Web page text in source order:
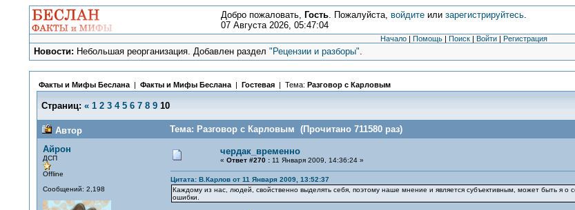
Добро пожаловать, Гость. Пожалуйста, войдитеили зарегистрируйтесь.
07 Августа 2026, 05:47:04
Начало | Помощь | Поиск | Войти | Регистрация
Новости: Небольшая реорганизация. Добавлен раздел"Рецензии и разборы".
Факты и Мифы Беслана| Факты и Мифы Беслана| Гостевая | Тема: Разговор с Карловым
Страниц: « 1 2 3 4 5 6 7 8 9 10
Автор
Тема: Разговор с Карловым (Прочитано 711580 раз)
Айрон
ДСП
Offline
Сообщений: 2,198
чердак_временно
« Ответ #270 :11 Января 2009, 14:36:24 »
Цитата: В.Карлов от 11 Января 2009, 13:52:37
Каждому из нас, людей, свойственно выделять себя, поэтому наше мнение и является субъективным, может быть я
ошибки.